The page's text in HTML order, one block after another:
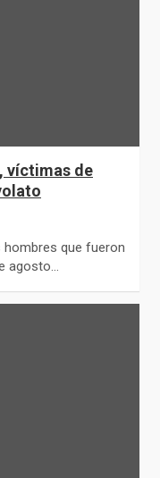
víctimas de
que fueron
agosto…